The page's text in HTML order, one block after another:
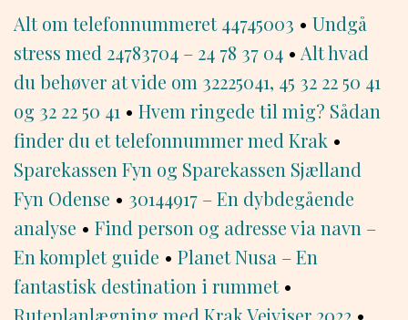
Alt om telefonnummeret 44745003 • Undgå
stress med 24783704 – 24 78 37 04 • Alt hvad
du behøver at vide om 32225041, 45 32 22 50 41
og 32 22 50 41 • Hvem ringede til mig? Sådan
finder du et telefonnummer med Krak •
Sparekassen Fyn og Sparekassen Sjælland
Fyn Odense • 30144917 – En dybdegående
analyse • Find person og adresse via navn –
En komplet guide • Planet Nusa – En
fantastisk destination i rummet•
Ruteplanlægning med Krak Vejviser 2022 •